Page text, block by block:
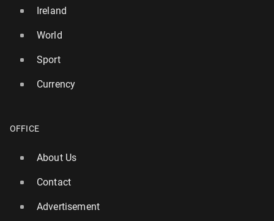
Ireland
World
Sport
Currency
OFFICE
About Us
Contact
Advertisement